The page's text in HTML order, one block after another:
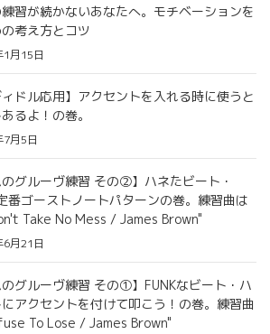
習が続かないあなたへ。モチベーションを
考え方とコツ
月15日
ィドル応用】アクセントを入れる時に使うと
るよ！の巻。
月5日
のグルーヴ練習 その②】ハネたビート・
番ゴーストノートパターンの巻。練習曲は
Take No Mess / James Brown"
月21日
のグルーヴ練習 その①】FUNKなビート・ハ
アクセントを付けて叩こう！の巻。練習曲
To Lose / James Brown"